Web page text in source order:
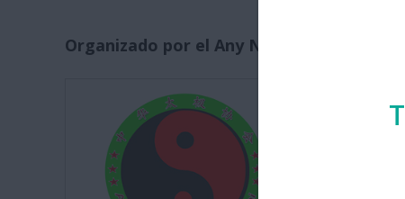
Organizado por el Any Nou Xinès amb